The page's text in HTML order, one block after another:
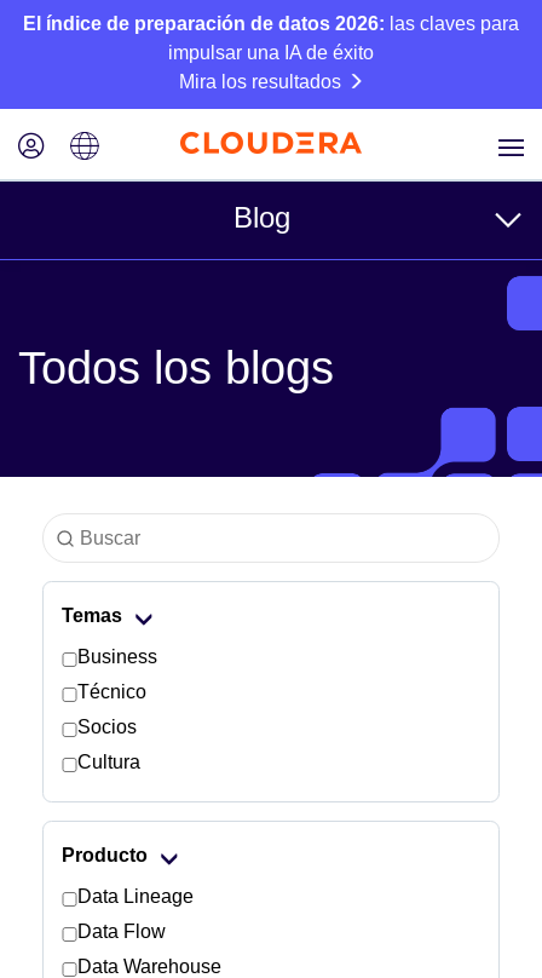
El índice de preparación de datos 2026: las claves para
impulsar una IA de éxito
Mira los resultados
Blog
Business
Sector
Servicios financieros
Fabricación
Seguros
Telecomunicaciones
Tecnología
Sector público
Todos los blogs
Temas
Business
Técnico
Socios
Cultura
Producto
Data Lineage
Data Flow
Data Warehouse